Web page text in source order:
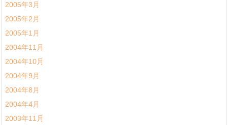
2005年3月
2005年2月
2005年1月
2004年11月
2004年10月
2004年9月
2004年8月
2004年4月
2003年11月